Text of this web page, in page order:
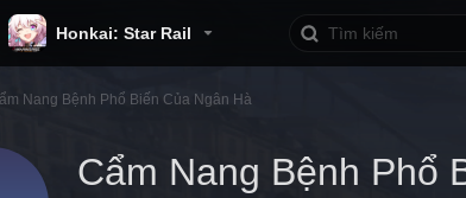
Honkai: Star Rail
Nang Bệnh Phổ Biến Của Ngân Hà
Cẩm Nang Bệnh Phổ